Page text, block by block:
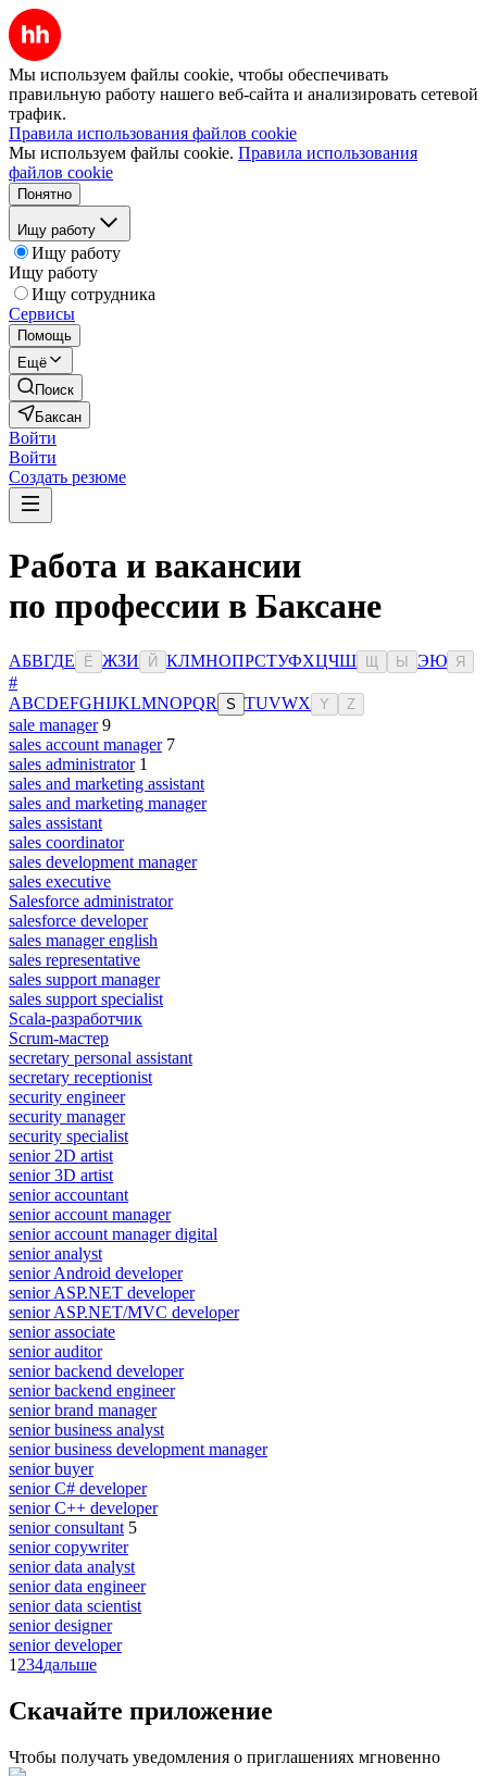
Мы используем файлы cookie, чтобы обеспечивать
правильную работу нашего веб-сайта и анализировать сетевой
трафик.
Правила использования файлов cookie
Мы используем файлы cookie. Правила использования
файлов cookie
Понятно
Ищу работу
Ищу работу
Ищу работу
Ищу сотрудника
Сервисы
Помощь
Ещё
Поиск
Баксан
Войти
Войти
Создать резюме
Работа и вакансии
по профессии в Баксане
АБВГДЕ Ё ЖЗИ Й КЛМНОПРСТУФХЦЧШ Ы ЭЮ Я
#
ABCDEFGHIJKLMNOPQR S TUVWX Y Z
sale manager 9
sales account manager 7
sales administrator 1
sales and marketing assistant
sales and marketing manager
sales assistant
sales coordinator
sales development manager
sales executive
Salesforce administrator
salesforce developer
sales manager english
sales representative
sales support manager
sales support specialist
Scala-разработчик
Scrum-мастер
secretary personal assistant
secretary receptionist
security engineer
security manager
security specialist
senior 2D artist
senior 3D artist
senior accountant
senior account manager
senior account manager digital
senior analyst
senior Android developer
senior ASP.NET developer
senior ASP.NET/MVC developer
senior associate
senior auditor
senior backend developer
senior backend engineer
senior brand manager
senior business analyst
senior business development manager
senior buyer
senior C# developer
senior C++ developer
senior consultant 5
senior copywriter
senior data analyst
senior data engineer
senior data scientist
senior designer
senior developer
1 234дальше
Скачайте приложение
Чтобы получать уведомления о приглашениях мгновенно